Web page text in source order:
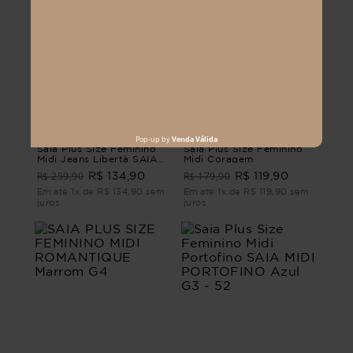
Saia Plus Size Feminino
Midi Jeans Libertà SAIA
MIDI JEANS LIBERTÀ G2
R$ 259,90 R$ 134,90
Em até 1x de R$ 134,90 sem
juros
Saia Plus Size Feminino
Midi Coragem
R$ 179,90 R$ 119,90
Em até 1x de R$ 119,90 sem
juros